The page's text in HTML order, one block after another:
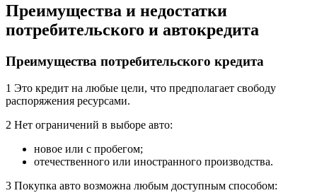
Преимущества и недостатки
потребительского и автокредита
Преимущества потребительского кредита
1 Это кредит на любые цели, что предполагает свободу
распоряжения ресурсами.
2 Нет ограничений в выборе авто:
новое или с пробегом;
отечественного или иностранного производства.
3 Покупка авто возможна любым доступным способом: